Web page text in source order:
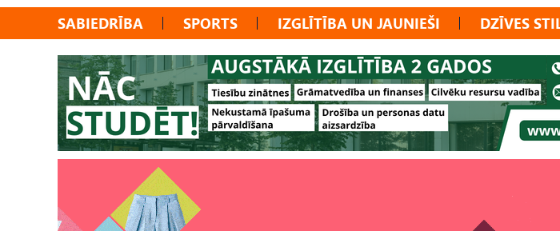
SABIEDRĪBA SPORTS IZGLĪTĪBA UN JAUNIEŠI DZĪVES